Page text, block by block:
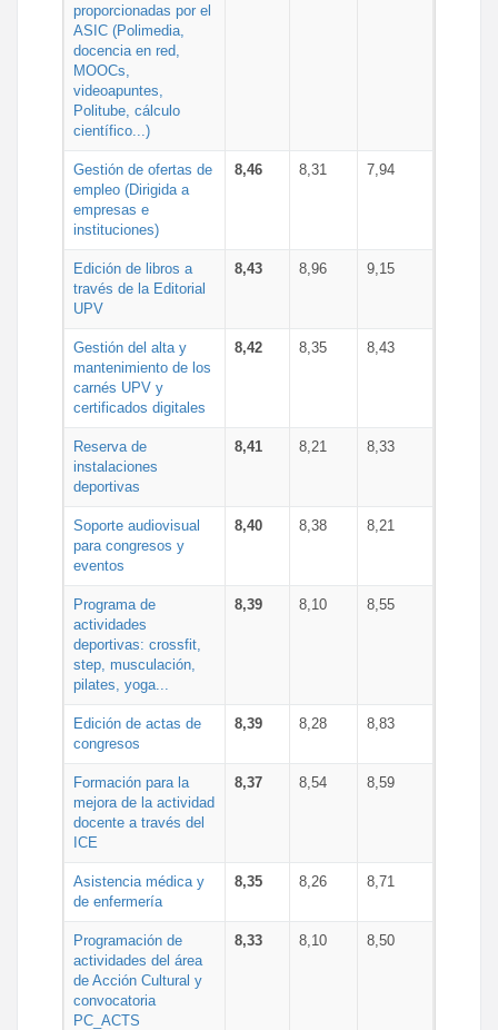
proporcionadas por el
ASIC (Polimedia,
docencia en red,
MOOCs,
videoapuntes,
Politube, cálculo
científico...)
Gestión de ofertas de
empleo (Dirigida a
empresas e
instituciones)
8,46 8,31 7,94
Edición de libros a
través de la Editorial
UPV
8,43 8,96 9,15
Gestión del alta y
mantenimiento de los
carnés UPV y
certificados digitales
8,42 8,35 8,43
Reserva de
instalaciones
deportivas
8,41 8,21 8,33
Soporte audiovisual
para congresos y
eventos
8,40 8,38 8,21
Programa de
actividades
deportivas: crossfit,
step, musculación,
pilates, yoga...
8,39 8,10 8,55
Edición de actas de
congresos
8,39 8,28 8,83
Formación para la
mejora de la actividad
docente a través del
ICE
8,37 8,54 8,59
Asistencia médica y
de enfermería
8,35 8,26 8,71
Programación de
actividades del área
de Acción Cultural y
convocatoria
PC_ACTS
8,33 8,10 8,50